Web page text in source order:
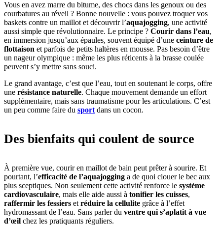
Vous en avez marre du bitume, des chocs dans les genoux ou des
courbatures au réveil ? Bonne nouvelle : vous pouvez troquer vos
baskets contre un maillot et découvrir l’aquajogging, une activité
aussi simple que révolutionnaire. Le principe ? Courir dans l’eau,
en immersion jusqu’aux épaules, souvent équipé d’une ceinture de
flottaison et parfois de petits haltères en mousse. Pas besoin d’être
un nageur olympique : même les plus réticents à la brasse coulée
peuvent s’y mettre sans souci.
Le grand avantage, c’est que l’eau, tout en soutenant le corps, offre
une résistance naturelle. Chaque mouvement demande un effort
supplémentaire, mais sans traumatisme pour les articulations. C’est
un peu comme faire du sport dans un cocon.
Des bienfaits qui coulent de source
À première vue, courir en maillot de bain peut prêter à sourire. Et
pourtant, l’efficacité de l’aquajogging a de quoi clouer le bec aux
plus sceptiques. Non seulement cette activité renforce le système
cardiovasculaire, mais elle aide aussi à tonifier les cuisses,
raffermir les fessiers et réduire la cellulite grâce à l’effet
hydromassant de l’eau. Sans parler du ventre qui s’aplatit à vue
d’œil chez les pratiquants réguliers.